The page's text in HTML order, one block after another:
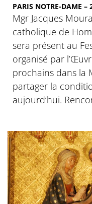
PARIS NOTRE-DAME –
Mgr Jacques
catholique de
sera présent au
organisé par
prochains dans la
partager la
aujourd’hui.